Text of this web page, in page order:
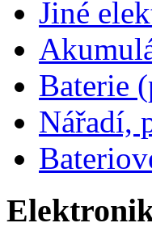
Jiné
Baterie
Nářadí,